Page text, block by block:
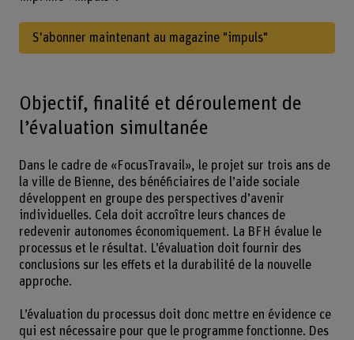
S'abonner maintenant au magazine "impuls"
Objectif, finalité et déroulement de
l’évaluation simultanée
Dans le cadre de «FocusTravail», le projet sur trois ans de
la ville de Bienne, des bénéficiaires de l’aide sociale
développent en groupe des perspectives d’avenir
individuelles. Cela doit accroître leurs chances de
redevenir autonomes économiquement. La BFH évalue le
processus et le résultat. L’évaluation doit fournir des
conclusions sur les effets et la durabilité de la nouvelle
approche.
L’évaluation du processus doit donc mettre en évidence ce
qui est nécessaire pour que le programme fonctionne. Des